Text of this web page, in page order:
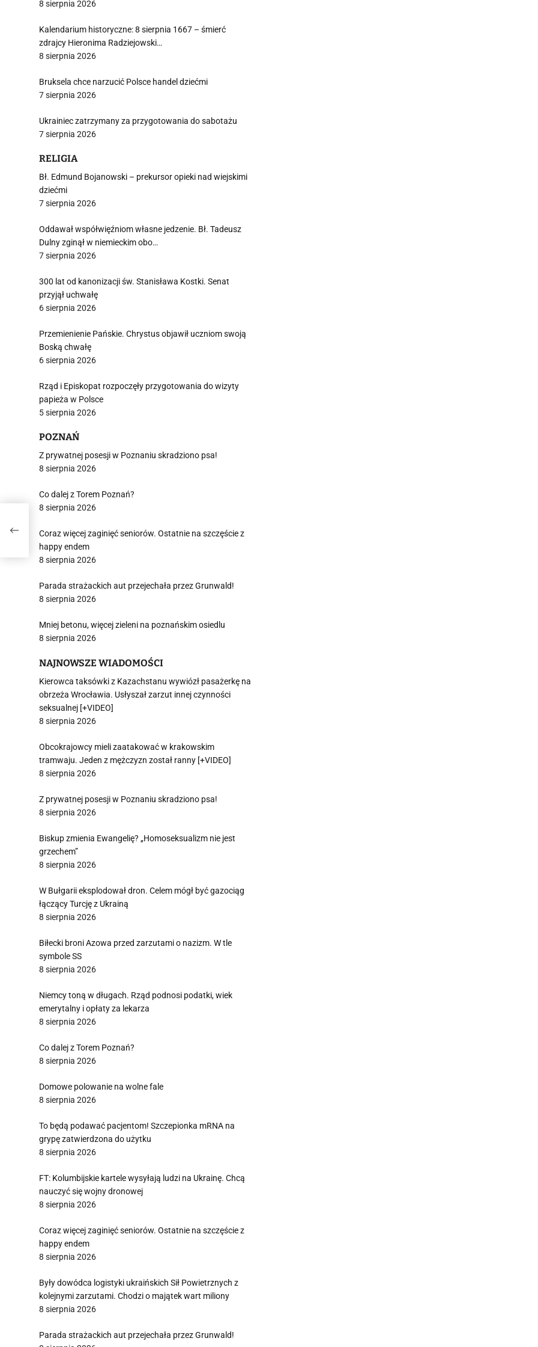
8 sierpnia 2026
Kalendarium historyczne: 8 sierpnia 1667 – śmierć
zdrajcy Hieronima Radziejowski…
8 sierpnia 2026
Bruksela chce narzucić Polsce handel dziećmi
7 sierpnia 2026
Ukrainiec zatrzymany za przygotowania do sabotażu
7 sierpnia 2026
RELIGIA
Bł. Edmund Bojanowski – prekursor opieki nad wiejskimi
dziećmi
7 sierpnia 2026
Oddawał współwięźniom własne jedzenie. Bł. Tadeusz
Dulny zginął w niemieckim obo…
7 sierpnia 2026
300 lat od kanonizacji św. Stanisława Kostki. Senat
przyjął uchwałę
6 sierpnia 2026
Przemienienie Pańskie. Chrystus objawił uczniom swoją
Boską chwałę
6 sierpnia 2026
Rząd i Episkopat rozpoczęły przygotowania do wizyty
papieża w Polsce
5 sierpnia 2026
POZNAŃ
Z prywatnej posesji w Poznaniu skradziono psa!
8 sierpnia 2026
Co dalej z Torem Poznań?
8 sierpnia 2026
Coraz więcej zaginięć seniorów. Ostatnie na szczęście z
happy endem
8 sierpnia 2026
Parada strażackich aut przejechała przez Grunwald!
8 sierpnia 2026
Mniej betonu, więcej zieleni na poznańskim osiedlu
8 sierpnia 2026
NAJNOWSZE WIADOMOŚCI
Kierowca taksówki z Kazachstanu wywiózł pasażerkę na
obrzeża Wrocławia. Usłyszał zarzut innej czynności
seksualnej [+VIDEO]
8 sierpnia 2026
Obcokrajowcy mieli zaatakować w krakowskim
tramwaju. Jeden z mężczyzn został ranny [+VIDEO]
8 sierpnia 2026
Z prywatnej posesji w Poznaniu skradziono psa!
8 sierpnia 2026
Biskup zmienia Ewangelię? „Homoseksualizm nie jest
grzechem”
8 sierpnia 2026
W Bułgarii eksplodował dron. Celem mógł być gazociąg
łączący Turcję z Ukrainą
8 sierpnia 2026
Biłecki broni Azowa przed zarzutami o nazizm. W tle
symbole SS
8 sierpnia 2026
Niemcy toną w długach. Rząd podnosi podatki, wiek
emerytalny i opłaty za lekarza
8 sierpnia 2026
Co dalej z Torem Poznań?
8 sierpnia 2026
Domowe polowanie na wolne fale
8 sierpnia 2026
To będą podawać pacjentom! Szczepionka mRNA na
grypę zatwierdzona do użytku
8 sierpnia 2026
FT: Kolumbijskie kartele wysyłają ludzi na Ukrainę. Chcą
nauczyć się wojny dronowej
8 sierpnia 2026
Coraz więcej zaginięć seniorów. Ostatnie na szczęście z
happy endem
8 sierpnia 2026
Były dowódca logistyki ukraińskich Sił Powietrznych z
kolejnymi zarzutami. Chodzi o majątek wart miliony
8 sierpnia 2026
Parada strażackich aut przejechała przez Grunwald!